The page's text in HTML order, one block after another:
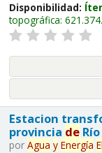
Disponibilidad:
topográfica:
Estacion
provincia deRío
por Agua y Energía